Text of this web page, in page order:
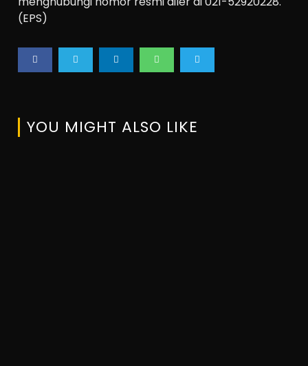
(EPS)
YOU MIGHT ALSO LIKE